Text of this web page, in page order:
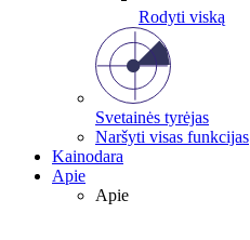
Rodyti viską
Svetainės tyrėjas
Naršyti visas funkcijas
Kainodara
Apie
Apie